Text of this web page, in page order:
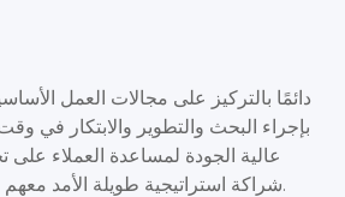
بإجراء البحث والتطوير والابتكار في
عالية الجودة لمساعدة العملاء على
شراكة استراتيجية طويلة الأمد معهم لمستقبل مربح للجانبين.